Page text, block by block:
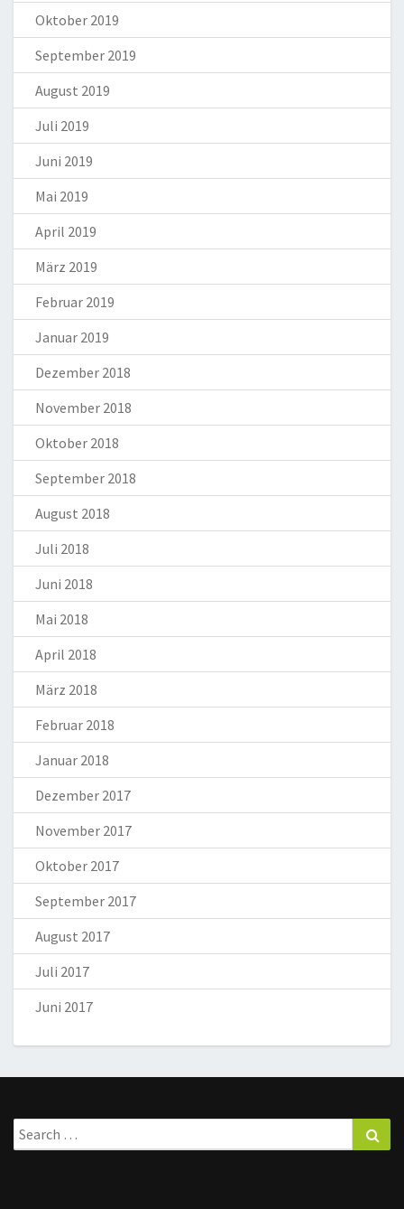
Oktober 2019
September 2019
August 2019
Juli 2019
Juni 2019
Mai 2019
April 2019
März 2019
Februar 2019
Januar 2019
Dezember 2018
November 2018
Oktober 2018
September 2018
August 2018
Juli 2018
Juni 2018
Mai 2018
April 2018
März 2018
Februar 2018
Januar 2018
Dezember 2017
November 2017
Oktober 2017
September 2017
August 2017
Juli 2017
Juni 2017
Search
for: